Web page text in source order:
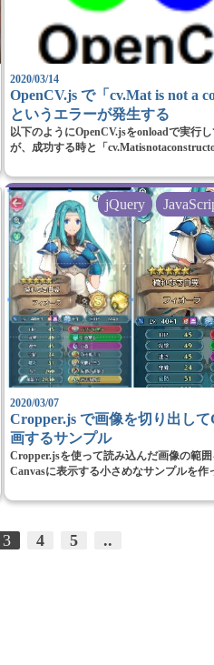
2020/03/14
OpenCV.js で「cv.Mat is not a
というエラーが発生する
以下のようにOpenCV.jsをonloadで実行
が、成功する時と「
jQuery
2020/03/07
Cropper.js で画像を切り出して
画するサンプル
Cropper.jsを使って読み込んだ画像の範
Canvasに表示する小さめなサンプルを作
3 4 5 ..